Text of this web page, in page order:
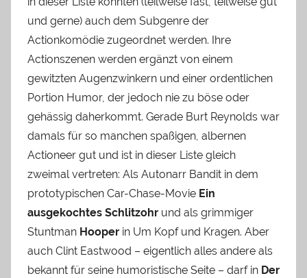
und gerne) auch dem Subgenre der
Actionkomödie zugeordnet werden. Ihre
Actionszenen werden ergänzt von einem
gewitzten Augenzwinkern und einer ordentlichen
Portion Humor, der jedoch nie zu böse oder
gehässig daherkommt. Gerade Burt Reynolds war
damals für so manchen spaßigen, albernen
Actioneer gut und ist in dieser Liste gleich
zweimal vertreten: Als Autonarr Bandit in dem
prototypischen Car-Chase-Movie Ein
ausgekochtes Schlitzohr und als grimmiger
Stuntman Hooper in Um Kopf und Kragen. Aber
auch Clint Eastwood – eigentlich alles andere als
bekannt für seine humoristische Seite – darf in Der